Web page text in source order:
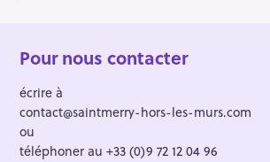
Pour nous contacter
écrire à
contact@saintmerry-hors-les-murs.com
ou
téléphoner au +33 (0)9 72 12 04 96